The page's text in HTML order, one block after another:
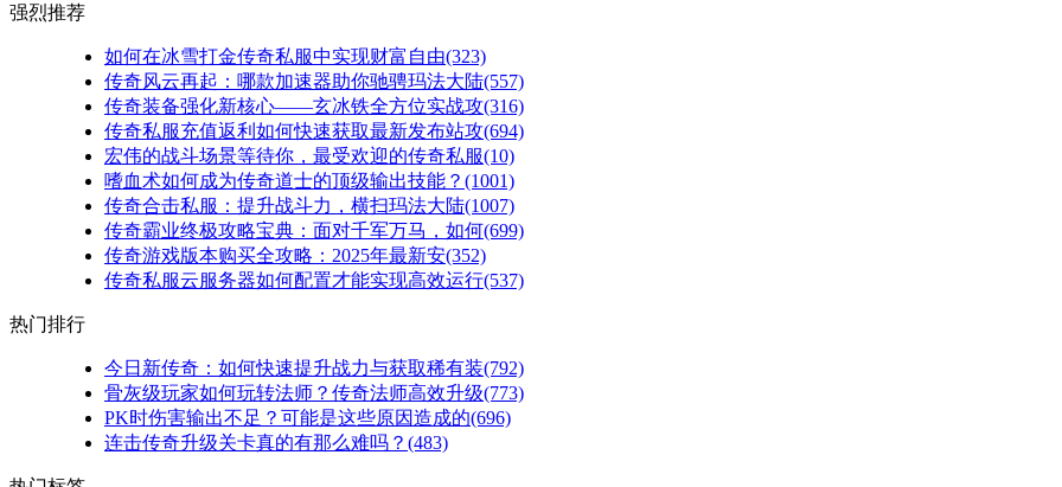
强烈推荐
如何在冰雪打金传奇私服中实现财富自由(323)
传奇风云再起：哪款加速器助你驰骋玛法大陆(557)
传奇装备强化新核心——玄冰铁全方位实战攻(316)
传奇私服充值返利如何快速获取最新发布站攻(694)
宏伟的战斗场景等待你，最受欢迎的传奇私服(10)
嗜血术如何成为传奇道士的顶级输出技能？(1001)
传奇合击私服：提升战斗力，横扫玛法大陆(1007)
传奇霸业终极攻略宝典：面对千军万马，如何(699)
传奇游戏版本购买全攻略：2025年最新安(352)
传奇私服云服务器如何配置才能实现高效运行(537)
热门排行
今日新传奇：如何快速提升战力与获取稀有装(792)
骨灰级玩家如何玩转法师？传奇法师高效升级(773)
PK时伤害输出不足？可能是这些原因造成的(696)
连击传奇升级关卡真的有那么难吗？(483)